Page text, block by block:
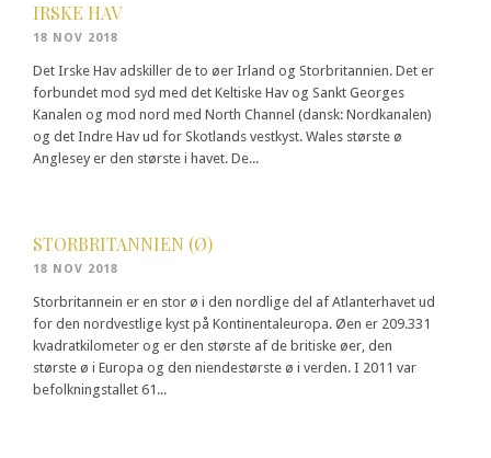
IRSKE HAV
18 NOV 2018
Det Irske Hav adskiller de to øer Irland og Storbritannien. Det er
forbundet mod syd med det Keltiske Hav og Sankt Georges
Kanalen og mod nord med North Channel (dansk: Nordkanalen)
og det Indre Hav ud for Skotlands vestkyst. Wales største ø
Anglesey er den største i havet. De...
STORBRITANNIEN (Ø)
18 NOV 2018
Storbritannein er en stor ø i den nordlige del af Atlanterhavet ud
for den nordvestlige kyst på Kontinentaleuropa. Øen er 209.331
kvadratkilometer og er den største af de britiske øer, den
største ø i Europa og den niendestørste ø i verden. I 2011 var
befolkningstallet 61...